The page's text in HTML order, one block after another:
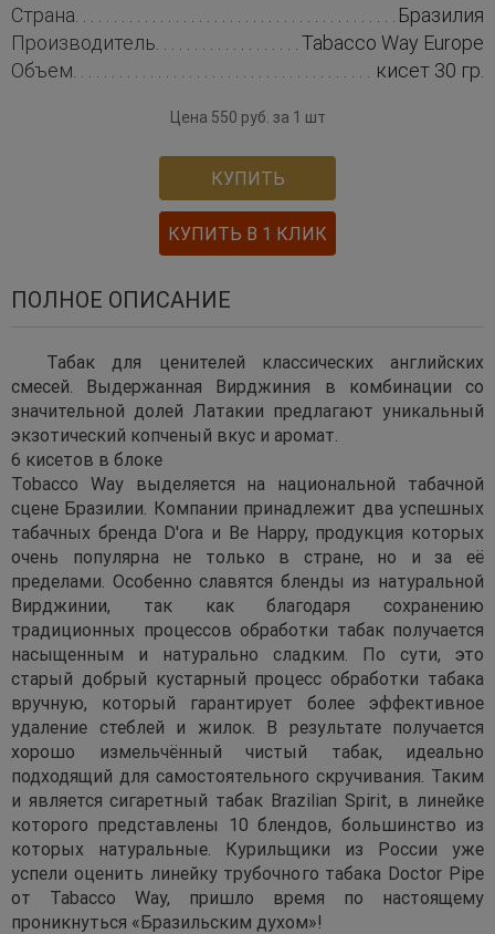
Страна
Бразилия
Производитель
Tabacco Way Europe
Объем
кисет 30 гр.
Цена 550 руб. за 1 шт
КУПИТЬ
КУПИТЬ В 1 КЛИК
ПОЛНОЕ ОПИСАНИЕ
Табак для ценителей классических английских
смесей. Выдержанная Вирджиния в комбинации со
значительной долей Латакии предлагают уникальный
экзотический копченый вкус и аромат.
6 кисетов в блоке
Tobacco Way выделяется на национальной табачной
сцене Бразилии. Компании принадлежит два успешных
табачных бренда D'ora и Be Happy, продукция которых
очень популярна не только в стране, но и за её
пределами. Особенно славятся бленды из натуральной
Вирджинии, так как благодаря сохранению
традиционных процессов обработки табак получается
насыщенным и натурально сладким. По сути, это
старый добрый кустарный процесс обработки табака
вручную, который гарантирует более эффективное
удаление стеблей и жилок. В результате получается
хорошо измельчённый чистый табак, идеально
подходящий для самостоятельного скручивания. Таким
и является сигаретный табак Brazilian Spirit, в линейке
которого представлены 10 блендов, большинство из
которых натуральные. Курильщики из России уже
успели оценить линейку трубочного табака Doctor Pipe
от Tabacco Way, пришло время по настоящему
проникнуться «Бразильским духом»!